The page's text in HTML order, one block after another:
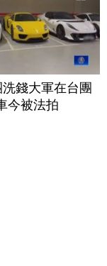
錢大軍在台團
今被法拍